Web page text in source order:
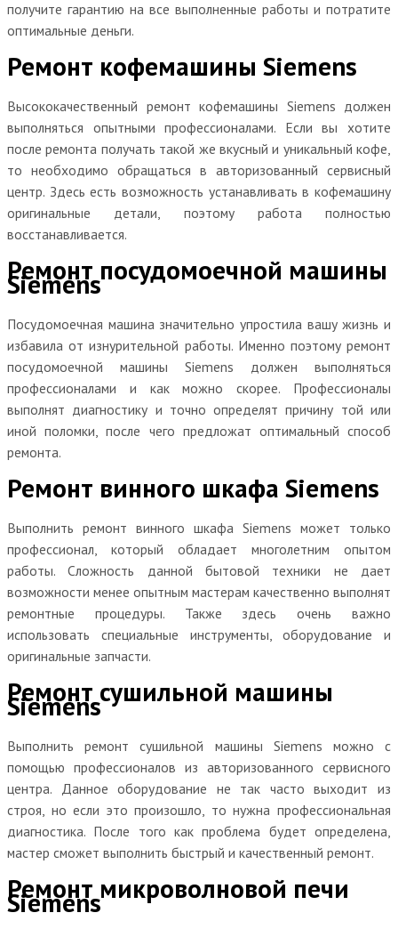
получите гарантию на все выполненные работы и потратите
оптимальные деньги.
Ремонт кофемашины Siemens
Высококачественный ремонт кофемашины Siemens должен
выполняться опытными профессионалами. Если вы хотите
после ремонта получать такой же вкусный и уникальный кофе,
то необходимо обращаться в авторизованный сервисный
центр. Здесь есть возможность устанавливать в кофемашину
оригинальные детали, поэтому работа полностью
восстанавливается.
Ремонт посудомоечной машины
Siemens
Посудомоечная машина значительно упростила вашу жизнь и
избавила от изнурительной работы. Именно поэтому ремонт
посудомоечной машины Siemens должен выполняться
профессионалами и как можно скорее. Профессионалы
выполнят диагностику и точно определят причину той или
иной поломки, после чего предложат оптимальный способ
ремонта.
Ремонт винного шкафа Siemens
Выполнить ремонт винного шкафа Siemens может только
профессионал, который обладает многолетним опытом
работы. Сложность данной бытовой техники не дает
возможности менее опытным мастерам качественно выполнят
ремонтные процедуры. Также здесь очень важно
использовать специальные инструменты, оборудование и
оригинальные запчасти.
Ремонт сушильной машины
Siemens
Выполнить ремонт сушильной машины Siemens можно с
помощью профессионалов из авторизованного сервисного
центра. Данное оборудование не так часто выходит из
строя, но если это произошло, то нужна профессиональная
диагностика. После того как проблема будет определена,
мастер сможет выполнить быстрый и качественный ремонт.
Ремонт микроволновой печи
Siemens